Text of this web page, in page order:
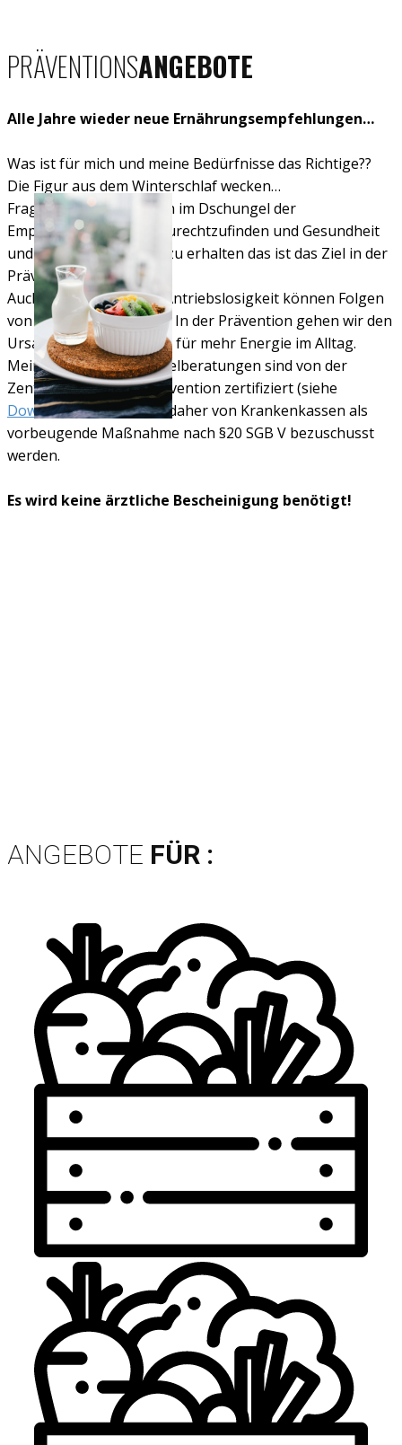
PRÄVENTIONSAN​GEBOTE
Alle Jahre wieder neue Ernährungsempfehlungen…
Was ist für mich und meine Bedürfnisse das Richtige??
Die Figur aus dem Winterschlaf wecken…
Fragen über Fragen, sich im Dschungel der
Empfehlungen besser zurechtzufinden und Gesundheit
und Leistungsfähigkeit zu erhalten das ist das Ziel in der
Prävention.
Auch Erschöpfung und Antriebslosigkeit können Folgen
von Fehlernährung sein. In der Prävention gehen wir den
Ursachen auf den Grund für mehr Energie im Alltag.
Meine individuellen Einzelberatungen sind von der
Zentralen Prüfstelle Prävention zertifiziert (siehe
Download) und können daher von Krankenkassen als
vorbeugende Maßnahme nach §20 SGB V bezuschusst
werden.
Es wird keine ärztliche Bescheinigung benötigt!
ANGEBOTE FÜR :